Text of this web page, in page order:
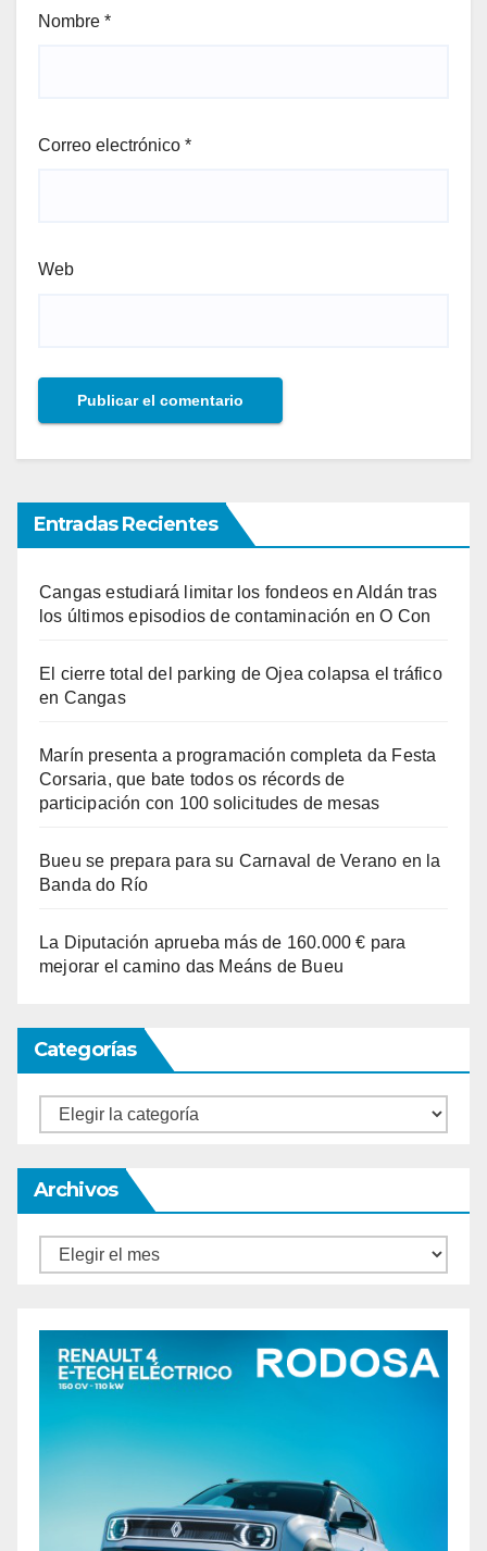
Nombre *
Correo electrónico *
Web
Entradas Recientes
Cangas estudiará limitar los fondeos en Aldán tras
los últimos episodios de contaminación en O Con
El cierre total del parking de Ojea colapsa el tráfico
en Cangas
Marín presenta a programación completa da Festa
Corsaria, que bate todos os récords de
participación con 100 solicitudes de mesas
Bueu se prepara para su Carnaval de Verano en la
Banda do Río
La Diputación aprueba más de 160.000 € para
mejorar el camino das Meáns de Bueu
Categorías
Categorías
Archivos
Archivos